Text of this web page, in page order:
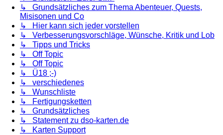
↳ Grundsätzliches zum Thema Abenteuer, Quests,
Misisonen und Co
↳ Hier kann sich jeder vorstellen
↳ Verbesserungsvorschläge, Wünsche, Kritik und Lob
↳ Tipps und Tricks
↳ Off Topic
↳ Off Topic
↳ Ü18 ;-)
↳ verschiedenes
↳ Wunschliste
↳ Fertigungsketten
↳ Grundsätzliches
↳ Statement zu dso-karten.de
↳ Karten Support